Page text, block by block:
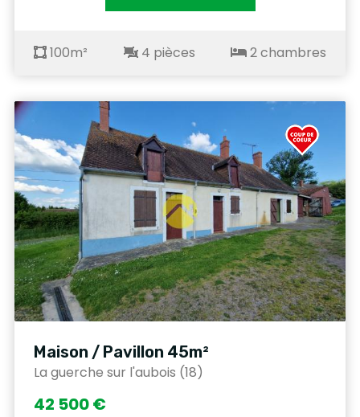
100m² 4 pièces 2 chambres
Maison / Pavillon 45m²
La guerche sur l'aubois (18)
42 500 €